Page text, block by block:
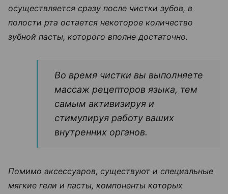
осуществляется сразу после чистки зубов, в
полости рта остается некоторое количество
зубной пасты, которого вполне достаточно.
Во время чистки вы выполняете
массаж рецепторов языка, тем
самым активизируя и
стимулируя работу ваших
внутренних органов.
Помимо аксессуаров, существуют и специальные
мягкие гели и пасты, компоненты которых